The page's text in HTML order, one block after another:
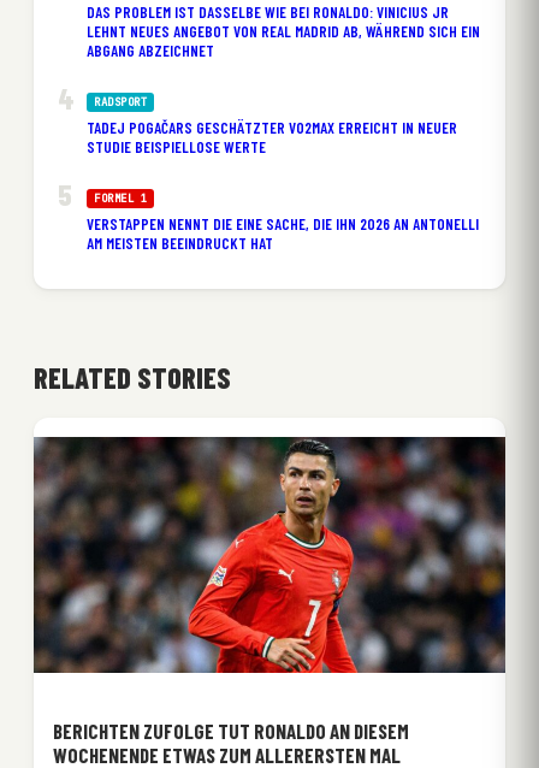
DAS PROBLEM IST DASSELBE WIE BEI RONALDO: VINICIUS JR
LEHNT NEUES ANGEBOT VON REAL MADRID AB, WÄHREND SICH EIN
ABGANG ABZEICHNET
RADSPORT
TADEJ POGAČARS GESCHÄTZTER VO2MAX ERREICHT IN NEUER
STUDIE BEISPIELLOSE WERTE
FORMEL 1
VERSTAPPEN NENNT DIE EINE SACHE, DIE IHN 2026 AN ANTONELLI
AM MEISTEN BEEINDRUCKT HAT
RELATED STORIES
BERICHTEN ZUFOLGE TUT RONALDO AN DIESEM
WOCHENENDE ETWAS ZUM ALLERERSTEN MAL